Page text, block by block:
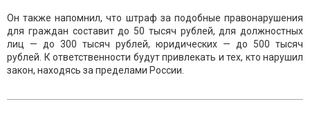
Он также напомнил, что штраф за подобные правонарушения
для граждан составит до 50 тысяч рублей, для должностных
лиц — до 300 тысяч рублей, юридических — до 500 тысяч
рублей. К ответственности будут привлекать и тех, кто нарушил
закон, находясь за пределами России.